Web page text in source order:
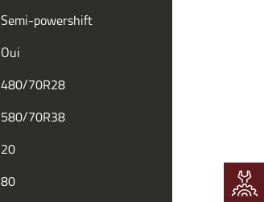
Semi-powershift
Oui
480/70R28
580/70R38
20
80